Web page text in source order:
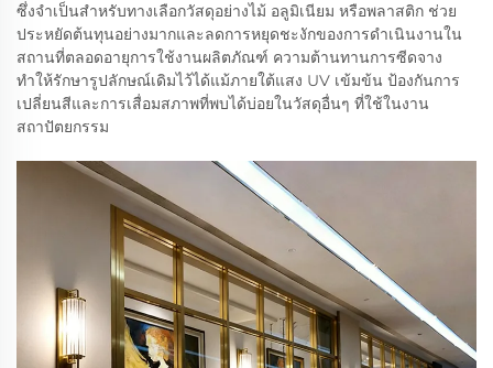
ซึ่งจำเป็นสำหรับทางเลือกวัสดุอย่างไม้ อลูมิเนียม หรือพลาสติก ช่วย
ประหยัดต้นทุนอย่างมากและลดการหยุดชะงักของการดำเนินงานใน
สถานที่ตลอดอายุการใช้งานผลิตภัณฑ์ ความต้านทานการซีดจาง
ทำให้รักษารูปลักษณ์เดิมไว้ได้แม้ภายใต้แสง UV เข้มข้น ป้องกันการ
เปลี่ยนสีและการเสื่อมสภาพที่พบได้บ่อยในวัสดุอื่นๆ ที่ใช้ในงาน
สถาปัตยกรรม